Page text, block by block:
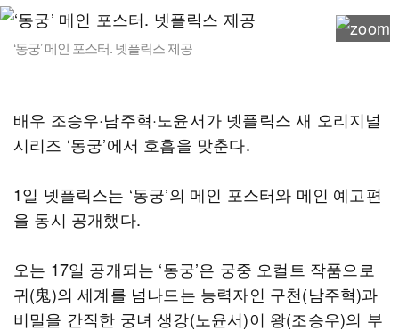
‘동궁’ 메인 포스터. 넷플릭스 제공
배우 조승우·남주혁·노윤서가 넷플릭스 새 오리지널
시리즈 ‘동궁’에서 호흡을 맞춘다.
1일 넷플릭스는 ‘동궁’의 메인 포스터와 메인 예고편
을 동시 공개했다.
오는 17일 공개되는 ‘동궁’은 궁중 오컬트 작품으로
귀(⻤)의 세계를 넘나드는 능력자인 구천(남주혁)과
비밀을 간직한 궁녀 생강(노윤서)이 왕(조승우)의 부